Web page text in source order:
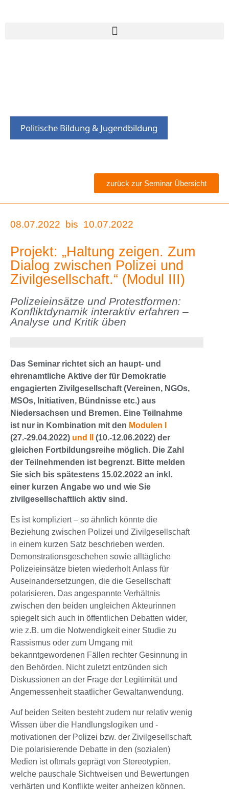
Politische Bildung & Jugendbildung
zurück zur Seminar Übersicht
08.07.2022 bis 10.07.2022
Projekt: „Haltung zeigen. Zum
Dialog zwischen Polizei und
Zivilgesellschaft.“ (Modul III)
Polizeieinsätze und Protestformen:
Konfliktdynamik interaktiv erfahren –
Analyse und Kritik üben
Das Seminar richtet sich an haupt- und
ehrenamtliche Aktive der für Demokratie
engagierten Zivilgesellschaft (Vereinen, NGOs,
MSOs, Initiativen, Bündnisse etc.) aus
Niedersachsen und Bremen. Eine Teilnahme
ist nur in Kombination mit den Modulen I
(27.-29.04.2022) und II
(10.-12.06.2022) der
gleichen Fortbildungsreihe möglich. Die Zahl
der Teilnehmenden ist begrenzt. Bitte melden
Sie sich bis spätestens 15.02.2022 an inkl.
einer kurzen Angabe wo und wie Sie
zivilgesellschaftlich aktiv sind.
Es ist kompliziert – so ähnlich könnte die
Beziehung zwischen Polizei und Zivilgesellschaft
in einem kurzen Satz beschrieben werden.
Demonstrationsgeschehen sowie alltägliche
Polizeieinsätze bieten wiederholt Anlass für
Auseinandersetzungen, die die Gesellschaft
polarisieren. Das angespannte Verhältnis
zwischen den beiden ungleichen Akteurinnen
spiegelt sich auch in öffentlichen Debatten wider,
wie z.B. um die Notwendigkeit einer Studie zu
Rassismus oder zum Umgang mit
bekanntgewordenen Fällen rechter Gesinnung in
den Behörden. Nicht zuletzt entzünden sich
Diskussionen an der Frage der Legitimität und
Angemessenheit staatlicher Gewaltanwendung.
Auf beiden Seiten besteht zudem nur relativ wenig
Wissen über die Handlungslogiken und -
motivationen der Polizei bzw. der Zivilgesellschaft.
Die polarisierende Debatte in den (sozialen)
Medien ist oftmals geprägt von Stereotypien,
welche pauschale Sichtweisen und Bewertungen
verhärten und Konflikte weiter anheizen können.